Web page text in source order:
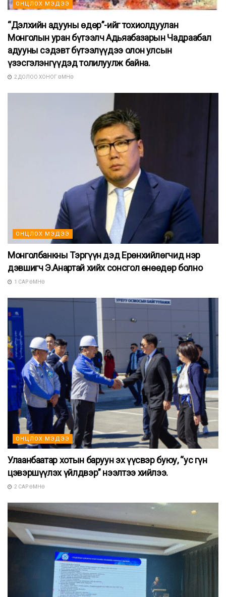
ОНЦЛОХ МЭДЭЭ
“Дэлхийн адууны өдөр”-ийг тохиолдуулан
Монголын уран бүтээлч Адьяабазарын Чадраабал
адууны сэдэвт бүтээлүүдээ олон улсын
үзэсгэлэнгүүдэд толилуулж байна.
2 ДОЛОО ХОНОГ ӨМНӨ
ОНЦЛОХ МЭДЭЭ
Монголбанкны Тэргүүн дэд Ерөнхийлөгчид нэр
дэвшигч Э.Анартай хийх сонсгол өнөөдөр болно
1 САР ӨМНӨ
ОНЦЛОХ МЭДЭЭ
Улаанбаатар хотын баруун эх үүсвэр буюу, “ус гүн
цэвэршүүлэх үйлдвэр” нээлтээ хийлээ.
2 САР ӨМНӨ